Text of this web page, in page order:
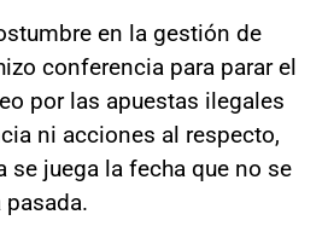
en la gestión de
conferencia para parar el
por las apuestas ilegales
ni acciones al respecto,
se juega la fecha que no se